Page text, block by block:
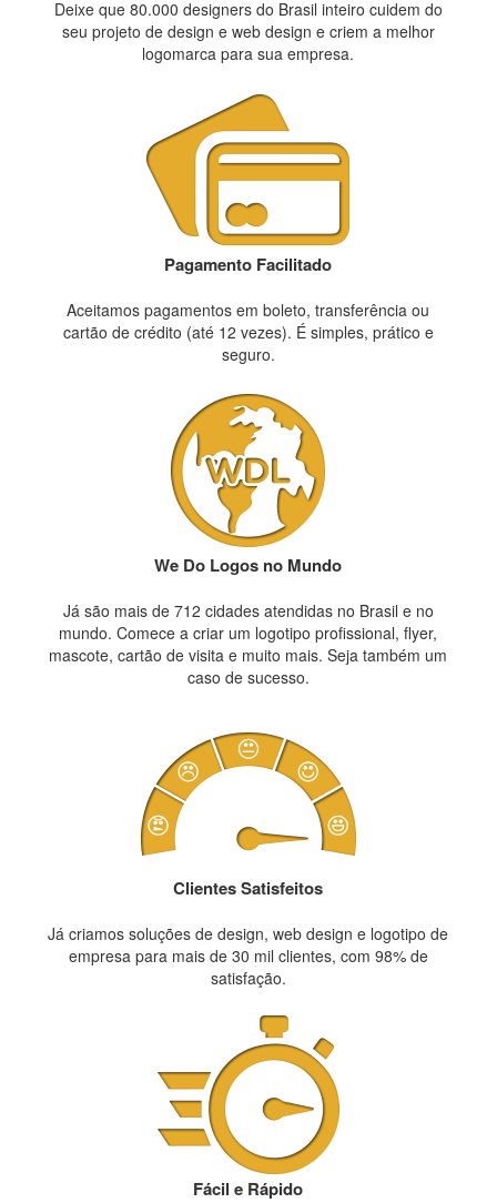
Deixe que 80.000 designers do Brasil inteiro cuidem do
seu projeto de design e web design e criem a melhor
logomarca para sua empresa.
Pagamento Facilitado
Aceitamos pagamentos em boleto, transferência ou
cartão de crédito (até 12 vezes). É simples, prático e
seguro.
We Do Logos no Mundo
Já são mais de 712 cidades atendidas no Brasil e no
mundo. Comece a criar um logotipo profissional, flyer,
mascote, cartão de visita e muito mais. Seja também um
caso de sucesso.
Clientes Satisfeitos
Já criamos soluções de design, web design e logotipo de
empresa para mais de 30 mil clientes, com 98% de
satisfação.
Fácil e Rápido